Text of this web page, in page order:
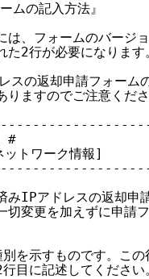
の記入方法』
、フォームのバージ
2行が必要になります
の返却申請フォーム
ますのでご注意くださ
#
ワーク情報]
IPアドレスの返却申
変更を加えずに申請
示すものです。この
に記述してください